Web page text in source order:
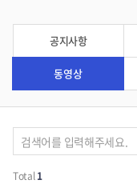
공지사항
동영상
Total1